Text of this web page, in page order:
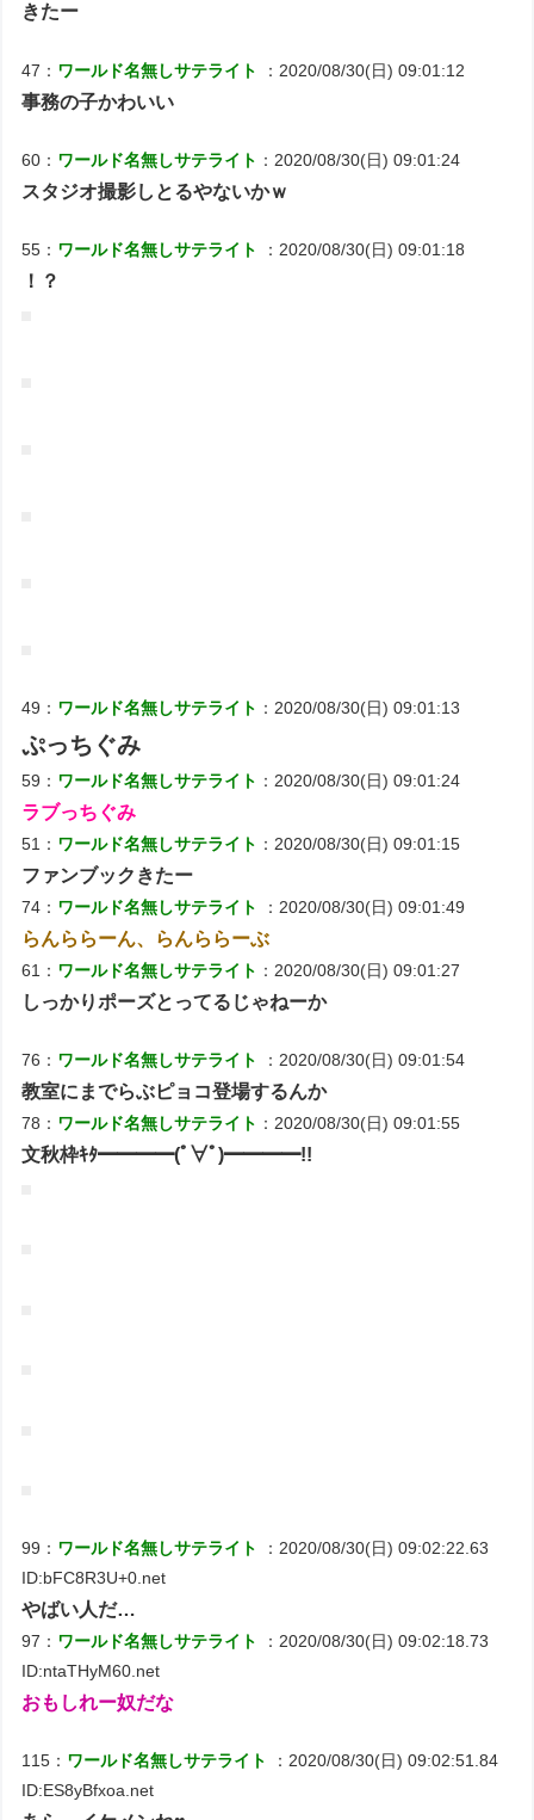
きたー
47： ワールド名無しサテライト ：2020/08/30(日) 09:01:12
事務の子かわいい
60： ワールド名無しサテライト ：2020/08/30(日) 09:01:24
スタジオ撮影しとるやないかｗ
55： ワールド名無しサテライト ：2020/08/30(日) 09:01:18
！？
49： ワールド名無しサテライト ：2020/08/30(日) 09:01:13
ぷっちぐみ
59： ワールド名無しサテライト ：2020/08/30(日) 09:01:24
ラブっちぐみ
51： ワールド名無しサテライト ：2020/08/30(日) 09:01:15
ファンブックきたー
74： ワールド名無しサテライト ：2020/08/30(日) 09:01:49
らんららーん、らんららーぶ
61： ワールド名無しサテライト ：2020/08/30(日) 09:01:27
しっかりポーズとってるじゃねーか
76： ワールド名無しサテライト ：2020/08/30(日) 09:01:54
教室にまでらぶピョコ登場するんか
78： ワールド名無しサテライト ：2020/08/30(日) 09:01:55
文秋枠ｷﾀ━━━━(ﾟ∀ﾟ)━━━━!!
99： ワールド名無しサテライト
：2020/08/30(日) 09:02:22.63
ID:bFC8R3U+0.net
やばい人だ…
97： ワールド名無しサテライト
：2020/08/30(日) 09:02:18.73
ID:ntaTHyM60.net
おもしれー奴だな
115： ワールド名無しサテライト
：2020/08/30(日) 09:02:51.84
ID:ES8yBfxoa.net